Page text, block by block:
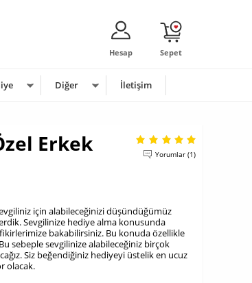
Sepet
Hesap
Diğer İletişim
Erkek
Yorumlar (1)
için alabileceğinizi düşündüğümüz
Sevgilinize hediye alma konusunda
bakabilirsiniz. Bu konuda özellikle
sebeple sevgilinize alabileceğiniz birçok
Siz beğendiğiniz hediyeyi üstelik en ucuz
olacak.